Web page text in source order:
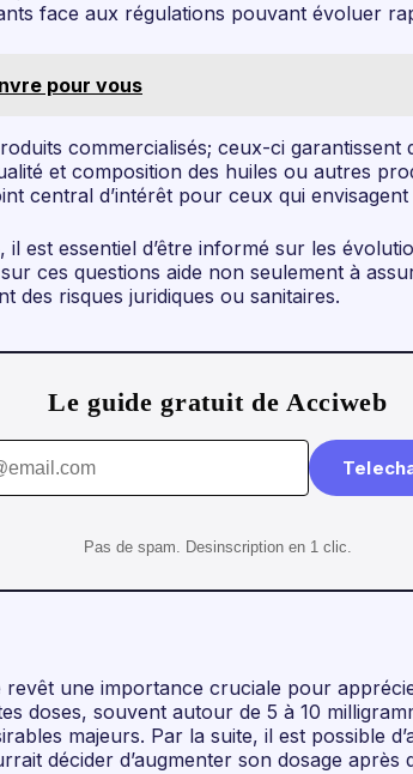
face aux régulations pouvant évoluer
pour vous
commercialisés; ceux-ci
et composition des huiles ou autres
central d’intérêt pour ceux qui
est essentiel d’être informé sur les
ces questions aide non seulement à
des risques juridiques ou sanitaires.
Le guide gratuit de Acciweb
Pas de spam. Desinscription en 1 clic.
revêt une importance cruciale pour
doses, souvent autour de 5 à 10
majeurs. Par la suite, il est possible
décider d’augmenter son dosage